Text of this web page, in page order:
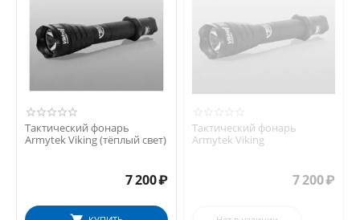
Тактический фонарь
Armytek Viking (тёплый свет)
7 200₽
Тактический фонарь
Armytek Viking
7 200₽